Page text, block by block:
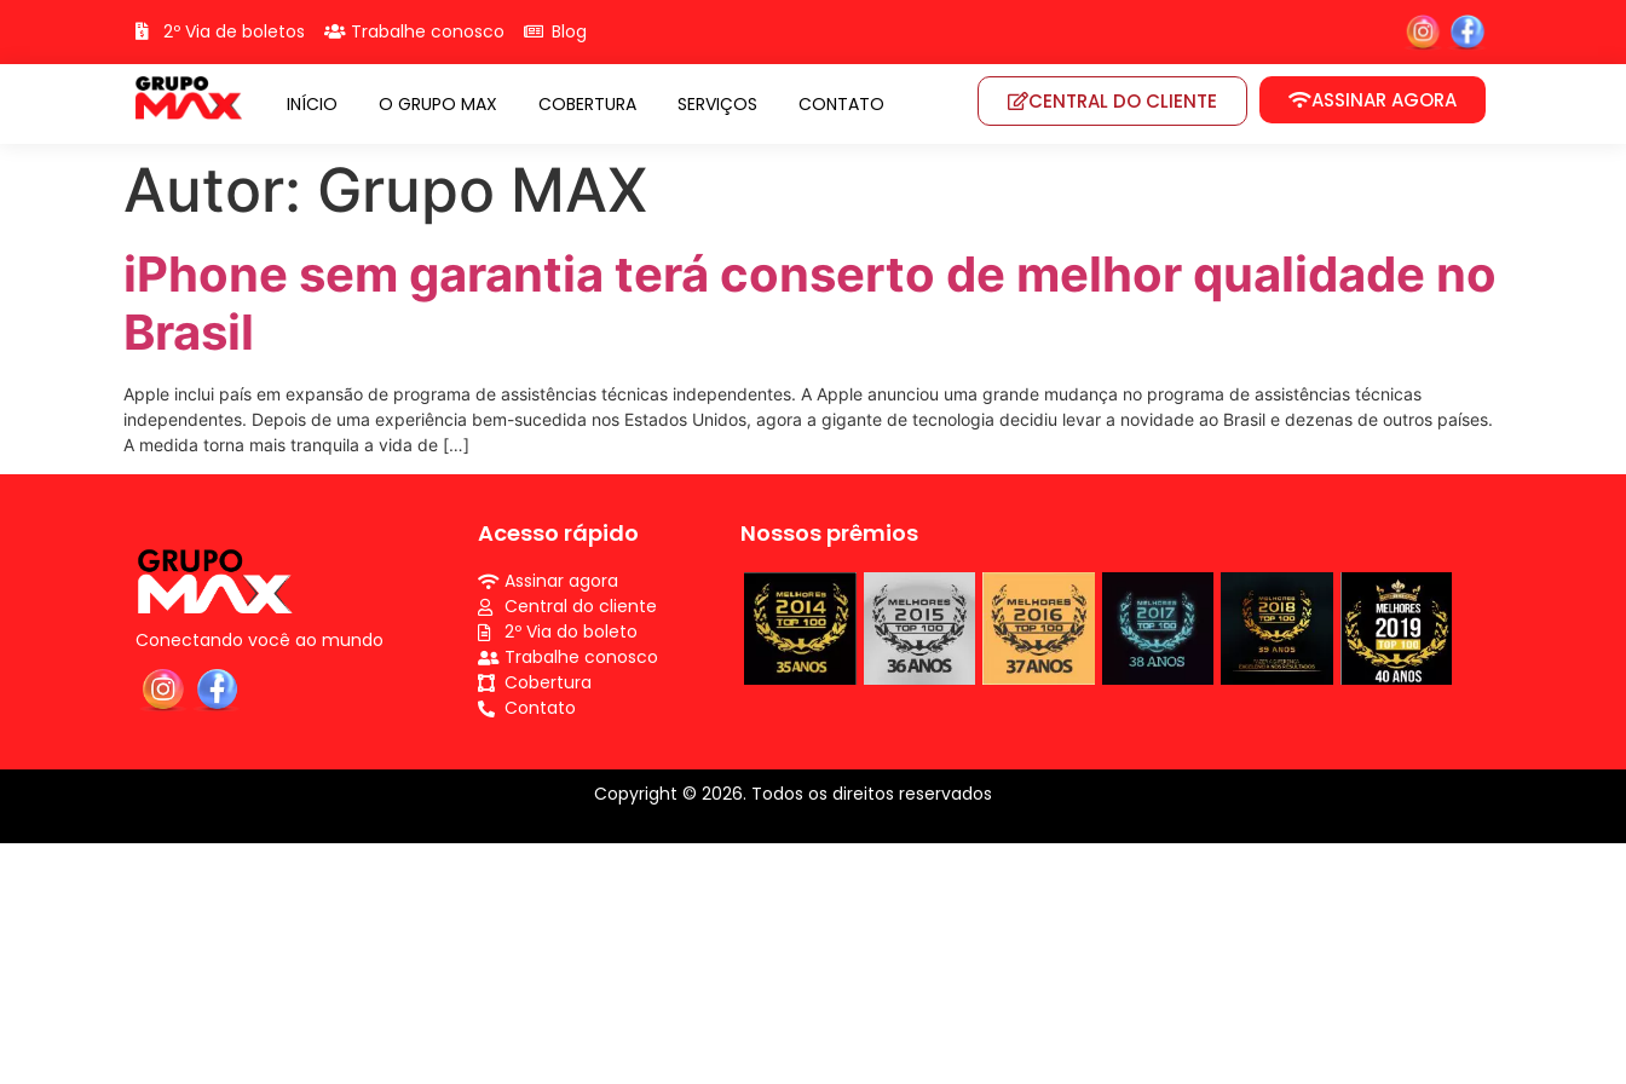
2º Via de boletos Trabalhe conosco Blog
INÍCIO O GRUPO MAX COBERTURA SERVIÇOS CONTATO CENTRAL DO CLIENTE ASSINAR AGORA
Autor: Grupo MAX
iPhone sem garantia terá conserto de melhor qualidade no
Brasil
Apple inclui país em expansão de programa de assistências técnicas independentes. A Apple anunciou uma grande mudança no programa de assistências técnicas
independentes. Depois de uma experiência bem-sucedida nos Estados Unidos, agora a gigante de tecnologia decidiu levar a novidade ao Brasil e dezenas de outros países.
A medida torna mais tranquila a vida de […]
Conectando você ao mundo
Acesso rápido
Assinar agora
Central do cliente
2º Via do boleto
Trabalhe conosco
Cobertura
Contato
Nossos prêmios
Copyright © 2026. Todos os direitos reservados